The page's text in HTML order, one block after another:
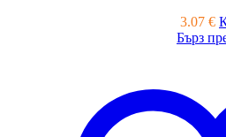
3.07 €
Бърз